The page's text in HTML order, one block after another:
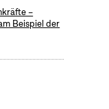
–
Beispiel der